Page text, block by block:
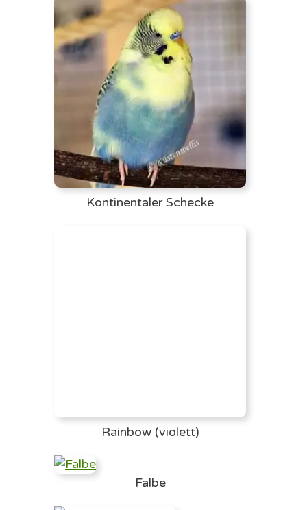
Kontinentaler Schecke
Rainbow (violett)
Falbe